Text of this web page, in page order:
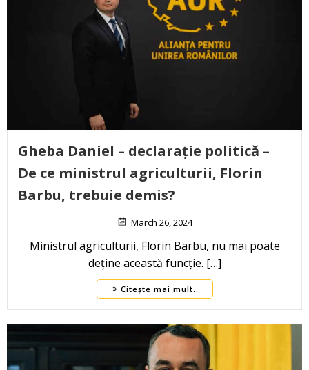
Gheba Daniel – declarație politică –
De ce ministrul agriculturii, Florin
Barbu, trebuie demis?
March 26, 2024
Ministrul agriculturii, Florin Barbu, nu mai poate
deține această funcție. […]
Citește mai mult..